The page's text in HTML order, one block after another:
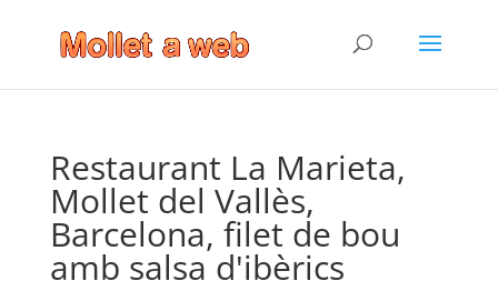
Restaurant La Marieta,
Mollet del Vallès,
Barcelona, filet de bou
amb salsa d'ibèrics